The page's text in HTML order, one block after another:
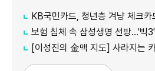
KB국민카드, 청년층 겨냥 체크카드
보험 침체 속 삼성생명 선방…'빅3'
[이성진의 金맥 지도] 사라지는 카드 모집인